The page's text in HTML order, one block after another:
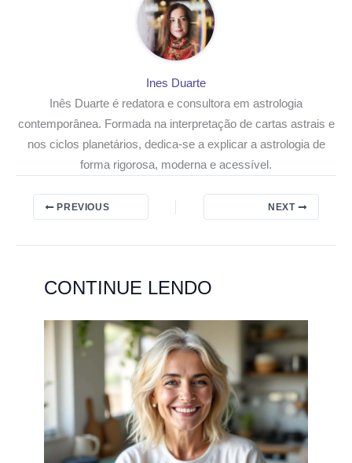
Ines Duarte
Inês Duarte é redatora e consultora em astrologia
contemporânea. Formada na interpretação de cartas astrais e
nos ciclos planetários, dedica-se a explicar a astrologia de
forma rigorosa, moderna e acessível.
PREVIOUS NEXT
CONTINUE LENDO